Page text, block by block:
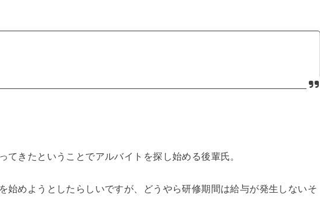
てきたということでアルバイトを探し始める後輩氏。
始めようとしたらしいですが、どうやら研修期間は給与が発生しないそ